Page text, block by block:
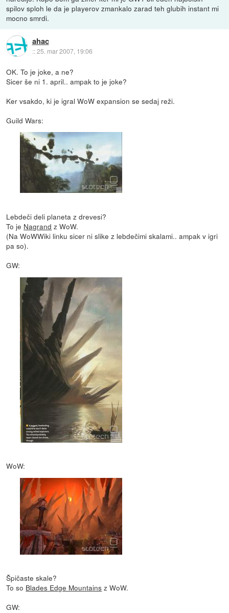
spilov sploh le da je playerov zmankalo zarad teh glubih instant mi
mocno smrdi.
ahac
::25. mar 2007, 19:06
OK. To je joke, a ne?
Sicer še ni 1. april.. ampak to je joke?
Ker vsakdo, ki je igral WoW expansion se sedaj reži.
Guild Wars:
Lebdeči deli planeta z drevesi?
To je Nagrand z WoW.
(Na WoWWiki linku sicer ni slike z lebdečimi skalami.. ampak v igri
pa so).
GW:
WoW:
Špičaste skale?
To so Blades Edge Mountains z WoW.
GW: